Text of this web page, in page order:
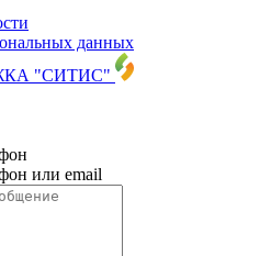
данных
"СИТИС"
или email